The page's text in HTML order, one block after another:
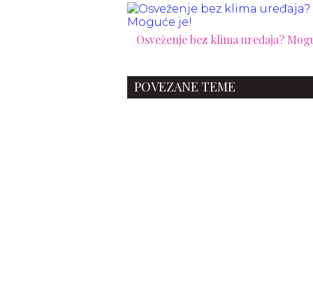
Osveženje bez klima uređaja?
POVEZANE TEME